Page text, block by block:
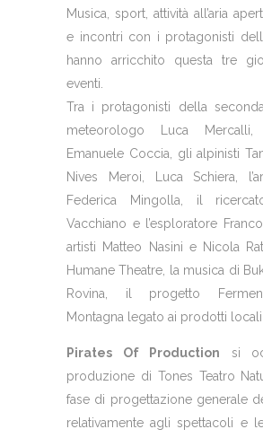
Musica, sport, attività all’aria
e incontri con i protagonisti
hanno arricchito questa tre
eventi.
Tra i protagonisti della
meteorologo
Luca Mercalli
Emanuele Coccia, gli alpinisti
Nives Meroi, Luca Schiera,
Federica Mingolla, il
Vacchiano e l’esploratore
artisti Matteo Nasini e Nicola
Humane Theatre, la musica di
Rovina, il progetto
Montagna legato ai prodotti locali.
Pirates Of Production si
produzione di Tones Teatro
fase di progettazione generale
relativamente agli spettacoli e